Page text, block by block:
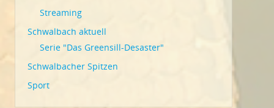
Streaming
Schwalbach aktuell
Serie "Das Greensill-Desaster"
Schwalbacher Spitzen
Sport